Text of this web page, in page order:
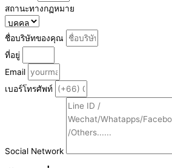
สถานะทางกฏหมาย
ชื่อบริษัทของคุณ
ที่อยู่
Email
เบอร์โทรศัพท์
Social Network